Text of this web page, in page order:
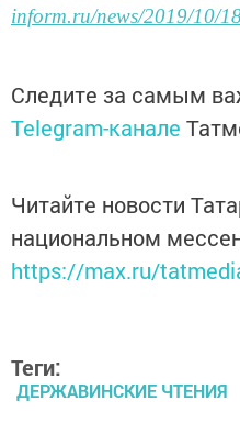
inform.ru/news/2019/10/
Следите за самым
Telegram-канале
Читайте новости
национальном
https://max.ru/
Теги:
ДЕРЖАВИНСКИЕ ЧТЕНИЯ